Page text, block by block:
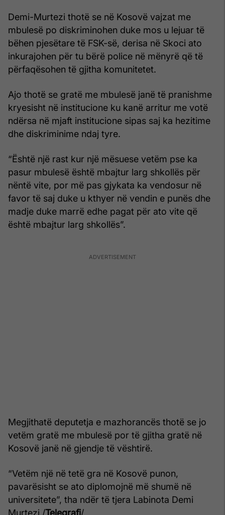
Demi-Murtezi thotë se në Kosovë vajzat me
mbulesë po diskriminohen duke mos u lejuar të
bëhen pjesëtare të FSK-së, derisa në Skoci ato
inkurajohen për tu bërë police në mënyrë që të
përfaqësohen të gjitha komunitetet.
Ajo thotë se gratë me mbulesë janë të pranishme
kryesisht në institucione ku kanë arritur me votë
ndërsa në mjaft institucione sipas saj ka hezitime
dhe diskriminime ndaj tyre.
“Është një rast kur një mësuese vetëm pse ka
pasur mbulesë është mbajtur larg shkollës për
nëntë vite, por më pas gjykata ka vendosur në
favor të saj duke u kthyer në vendin e punës dhe
madje duke marrë edhe pagat për ato vite që
është mbajtur larg shkollës”.
Megjithatë deputetja e mazhorancës thotë se jo
vetëm gratë me mbulesë por të gjitha gratë në
Kosovë janë në gjendje të vështirë.
“Vetëm një në tetë gra në Kosovë punon,
pavarësisht se ato diplomojnë më shumë në
universitete”, tha ndër të tjera Labinota Demi
Murtezi./Telegrafi/